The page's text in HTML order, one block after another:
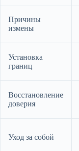
Причины
измены
Установка
границ
Восстановление
доверия
Уход за собой